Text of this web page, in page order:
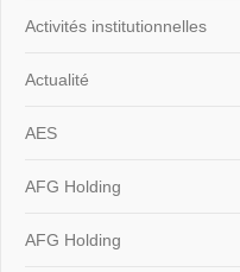
Activités institutionnelles
Actualité
AES
AFG Holding
AFG Holding